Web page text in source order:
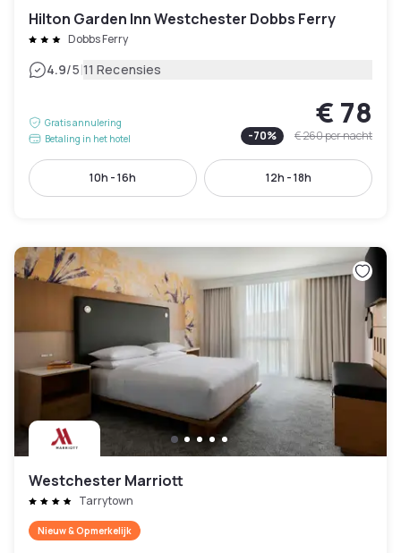
Hilton Garden Inn Westchester Dobbs Ferry
Dobbs Ferry
4.9/5|11 Recensies
Gratis annulering
Betaling in het hotel
€ 78
-70% € 260per nacht
10h - 16h 12h - 18h
Westchester Marriott
Tarrytown
Nieuw & Opmerkelijk